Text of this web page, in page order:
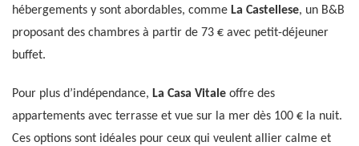
hébergements y sont abordables, comme La Castellese, un B&B
proposant des chambres à partir de 73 € avec petit-déjeuner
buffet.
Pour plus d’indépendance, La Casa Vitale offre des
appartements avec terrasse et vue sur la mer dès 100 € la nuit.
Ces options sont idéales pour ceux qui veulent allier calme et